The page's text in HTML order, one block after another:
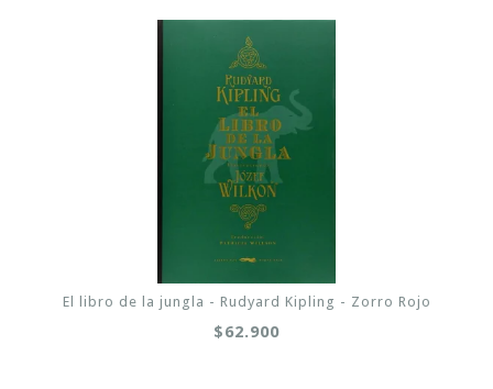
El libro de la jungla - Rudyard Kipling - Zorro Rojo
$62.900